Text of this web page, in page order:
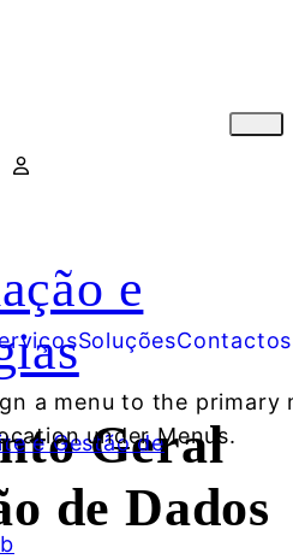
e
e Gestão de
SoluçõesContactos
a menu to the primary
under Menus.
Geral
de Dados